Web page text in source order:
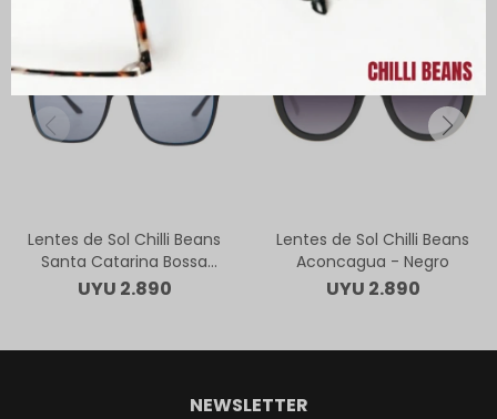
Lentes de Sol Chilli Beans
Santa Catarina Bossa
Nova - Negro
UYU 2.890
Lentes de Sol Chilli Beans
Aconcagua - Negro
UYU 2.890
NEWSLETTER